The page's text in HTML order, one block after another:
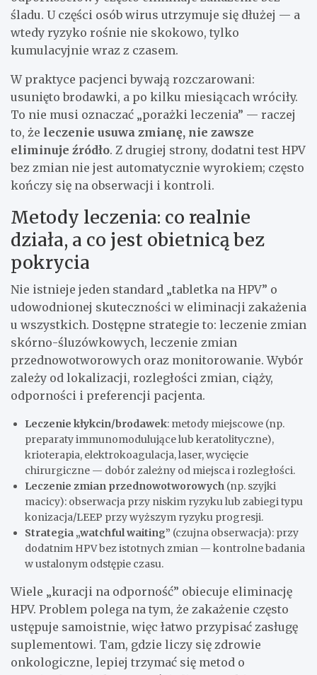
śladu. U części osób wirus utrzymuje się dłużej — a
wtedy ryzyko rośnie nie skokowo, tylko
kumulacyjnie wraz z czasem.
W praktyce pacjenci bywają rozczarowani:
usunięto brodawki, a po kilku miesiącach wróciły.
To nie musi oznaczać „porażki leczenia” — raczej
to, że leczenie usuwa zmianę, nie zawsze
eliminuje źródło. Z drugiej strony, dodatni test HPV
bez zmian nie jest automatycznie wyrokiem; często
kończy się na obserwacji i kontroli.
Metody leczenia: co realnie
działa, a co jest obietnicą bez
pokrycia
Nie istnieje jeden standard „tabletka na HPV” o
udowodnionej skuteczności w eliminacji zakażenia
u wszystkich. Dostępne strategie to: leczenie zmian
skórno-śluzówkowych, leczenie zmian
przednowotworowych oraz monitorowanie. Wybór
zależy od lokalizacji, rozległości zmian, ciąży,
odporności i preferencji pacjenta.
Leczenie kłykcin/brodawek: metody miejscowe (np.
preparaty immunomodulujące lub keratolityczne),
krioterapia, elektrokoagulacja, laser, wycięcie
chirurgiczne — dobór zależny od miejsca i rozległości.
Leczenie zmian przednowotworowych (np. szyjki
macicy): obserwacja przy niskim ryzyku lub zabiegi typu
konizacja/LEEP przy wyższym ryzyku progresji.
Strategia „watchful waiting” (czujna obserwacja): przy
dodatnim HPV bez istotnych zmian — kontrolne badania
w ustalonym odstępie czasu.
Wiele „kuracji na odporność” obiecuje eliminację
HPV. Problem polega na tym, że zakażenie często
ustępuje samoistnie, więc łatwo przypisać zasługę
suplementowi. Tam, gdzie liczy się zdrowie
onkologiczne, lepiej trzymać się metod o